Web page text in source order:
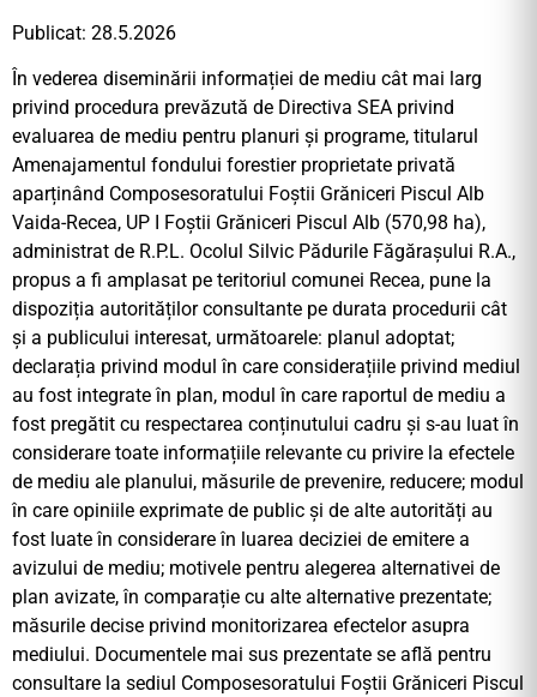
Publicat: 28.5.2026
În vederea diseminării informației de mediu cât mai larg
privind procedura prevăzută de Directiva SEA privind
evaluarea de mediu pentru planuri și programe, titularul
Amenajamentul fondului forestier proprietate privată
aparținând Composesoratului Foștii Grăniceri Piscul Alb
Vaida-Recea, UP I Foștii Grăniceri Piscul Alb (570,98 ha),
administrat de R.P.L. Ocolul Silvic Pădurile Făgărașului R.A.,
propus a fi amplasat pe teritoriul comunei Recea, pune la
dispoziția autorităților consultante pe durata procedurii cât
și a publicului interesat, următoarele: planul adoptat;
declarația privind modul în care considerațiile privind mediul
au fost integrate în plan, modul în care raportul de mediu a
fost pregătit cu respectarea conținutului cadru și s-au luat în
considerare toate informațiile relevante cu privire la efectele
de mediu ale planului, măsurile de prevenire, reducere; modul
în care opiniile exprimate de public și de alte autorități au
fost luate în considerare în luarea deciziei de emitere a
avizului de mediu; motivele pentru alegerea alternativei de
plan avizate, în comparație cu alte alternative prezentate;
măsurile decise privind monitorizarea efectelor asupra
mediului. Documentele mai sus prezentate se află pentru
consultare la sediul Composesoratului Foștii Grăniceri Piscul